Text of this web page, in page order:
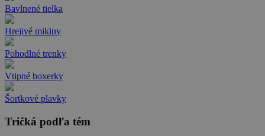
Bavlnené tielka
Hrejivé mikiny
Pohodlné trenky
Vtipné boxerky
Šortkové plavky
Tričká podľa tém